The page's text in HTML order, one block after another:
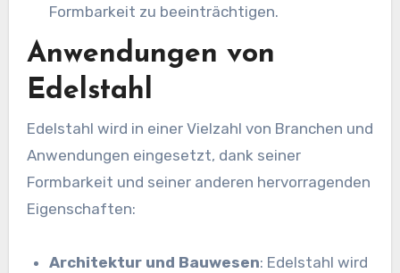
Formbarkeit zu beeinträchtigen.
Anwendungen von
Edelstahl
Edelstahl wird in einer Vielzahl von Branchen und
Anwendungen eingesetzt, dank seiner
Formbarkeit und seiner anderen hervorragenden
Eigenschaften:
Architektur und Bauwesen: Edelstahl wird